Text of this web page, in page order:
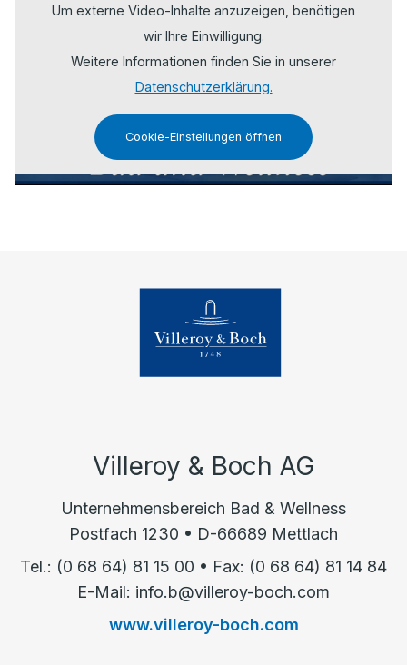
Um externe Video-Inhalte anzuzeigen, benötigen
wir Ihre Einwilligung.
Weitere Informationen finden Sie in unserer
Datenschutzerklärung.
Cookie-Einstellungen öffnen
Villeroy & Boch AG
Unternehmensbereich Bad & Wellness
Postfach 1230 • D-66689 Mettlach
Tel.: (0 68 64) 81 15 00 • Fax: (0 68 64) 81 14 84
E-Mail: info.b@villeroy-boch.com
www.villeroy-boch.com